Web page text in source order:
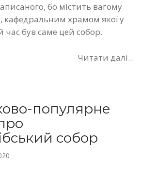
бо містить вагому
кафедральним храмом якої у
час був саме цей собор.
Читати далі...
популярне
собор